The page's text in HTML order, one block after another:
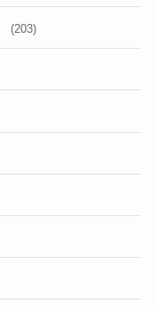
(203)